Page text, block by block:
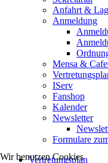
Anfahrt &
Anmeldung
Mensa &
IServ
Fanshop
Kalender
Newsletter
Formulare
Vertretungsplan
Wir benutzen Cookies